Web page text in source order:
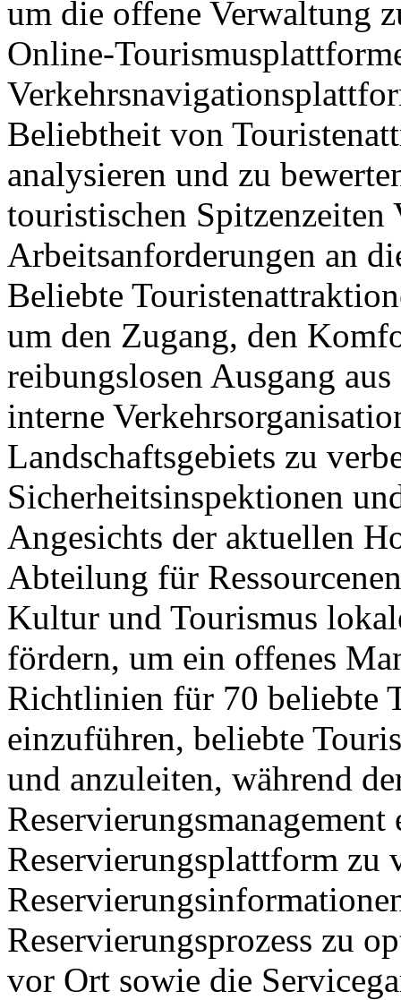
um die offene Verwaltung
Online-
Beliebtheit von
analysieren und zu
touristischen Spitzenzeiten
Arbeitsanforderungen an
Beliebte
um den Zugang, den
reibungslosen Ausgang
interne
Landschaftsgebiets zu
Sicherheitsinspektionen
Angesichts der aktuellen
Abteilung für
Kultur und Tourismus
fördern, um ein offenes
Richtlinien für 70 beliebte
einzuführen, beliebte
und anzuleiten, während
Reservierungsplattform zu
Reservierungsprozess zu
vor Ort sowie die